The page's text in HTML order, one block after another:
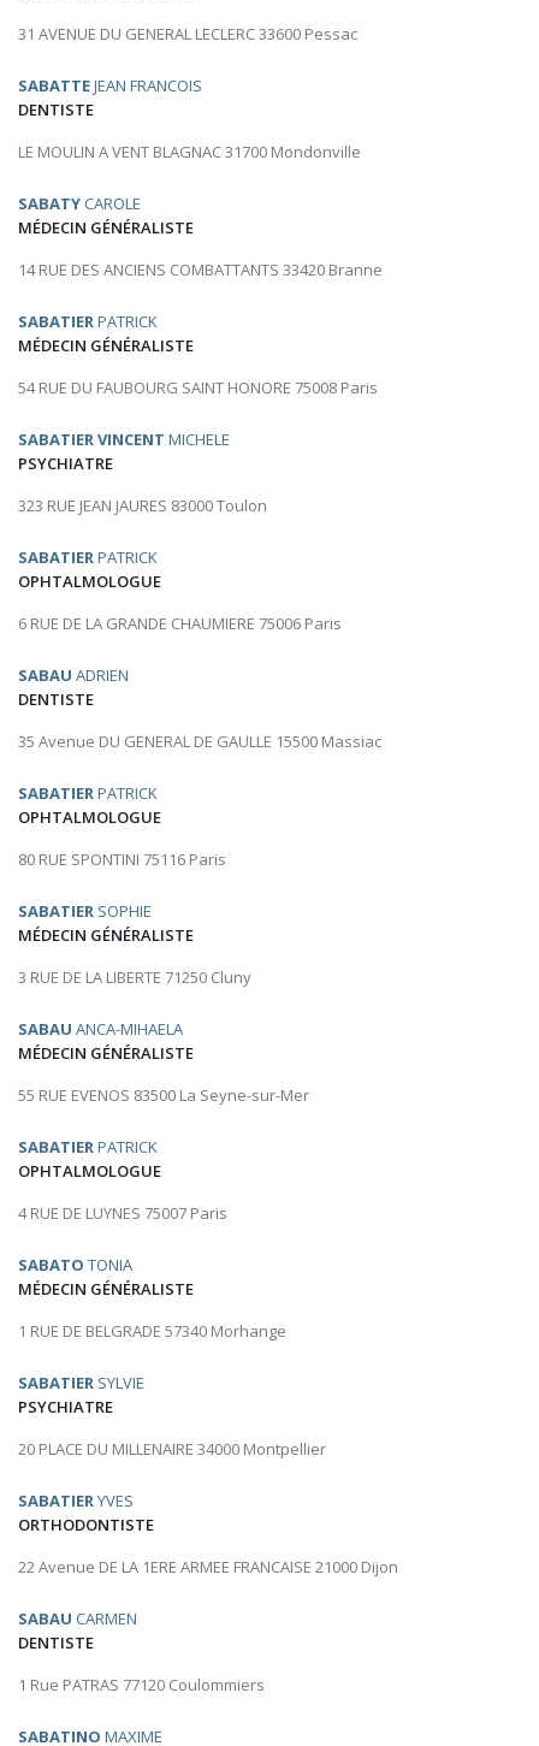
31 AVENUE DU GENERAL LECLERC 33600 Pessac
SABATTEJEAN FRANCOIS
DENTISTE
LE MOULIN A VENT BLAGNAC 31700 Mondonville
SABATY CAROLE
MÉDECIN GÉNÉRALISTE
14 RUE DES ANCIENS COMBATTANTS 33420 Branne
SABATIERPATRICK
MÉDECIN GÉNÉRALISTE
54 RUE DU FAUBOURG SAINT HONORE 75008 Paris
SABATIER VINCENT MICHELE
PSYCHIATRE
323 RUE JEAN JAURES 83000 Toulon
SABATIERPATRICK
OPHTALMOLOGUE
6 RUE DE LA GRANDE CHAUMIERE 75006 Paris
SABAU ADRIEN
DENTISTE
35 Avenue DU GENERAL DE GAULLE 15500 Massiac
SABATIERPATRICK
OPHTALMOLOGUE
80 RUE SPONTINI 75116 Paris
SABATIER SOPHIE
MÉDECIN GÉNÉRALISTE
3 RUE DE LA LIBERTE 71250 Cluny
SABAU ANCA-MIHAELA
MÉDECIN GÉNÉRALISTE
55 RUE EVENOS 83500 La Seyne-sur-Mer
SABATIERPATRICK
OPHTALMOLOGUE
4 RUE DE LUYNES 75007 Paris
SABATO TONIA
MÉDECIN GÉNÉRALISTE
1 RUE DE BELGRADE 57340 Morhange
SABATIER SYLVIE
PSYCHIATRE
20 PLACE DU MILLENAIRE 34000 Montpellier
SABATIERYVES
ORTHODONTISTE
22 Avenue DE LA 1ERE ARMEE FRANCAISE 21000 Dijon
SABAU CARMEN
DENTISTE
1 Rue PATRAS 77120 Coulommiers
SABATINO MAXIME